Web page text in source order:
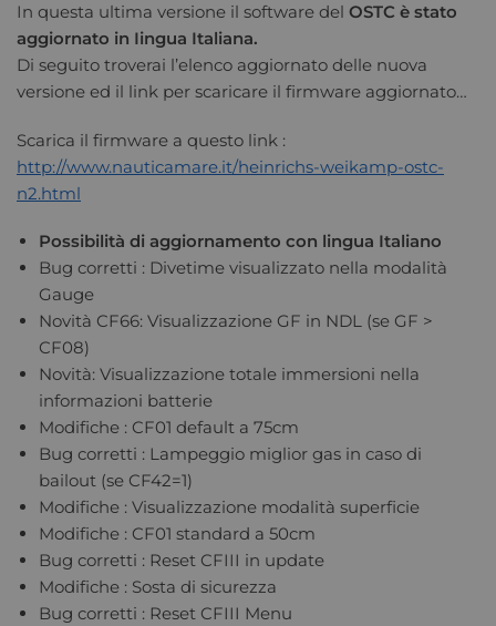
In questa ultima versione il software del OSTC è stato
aggiornato in Iingua Italiana.
Di seguito troverai l’elenco aggiornato delle nuova
versione ed il link per scaricare il firmware aggiornato…
Scarica il firmware a questo link :
http://www.nauticamare.it/heinrichs-weikamp-ostc-
n2.html
Possibilità di aggiornamento con lingua Italiano
Bug corretti : Divetime visualizzato nella modalità
Gauge
Novità CF66: Visualizzazione GF in NDL (se GF >
CF08)
Novità: Visualizzazione totale immersioni nella
informazioni batterie
Modifiche : CF01 default a 75cm
Bug corretti : Lampeggio miglior gas in caso di
bailout (se CF42=1)
Modifiche : Visualizzazione modalità superficie
Modifiche : CF01 standard a 50cm
Bug corretti : Reset CFIII in update
Modifiche : Sosta di sicurezza
Bug corretti : Reset CFIII Menu